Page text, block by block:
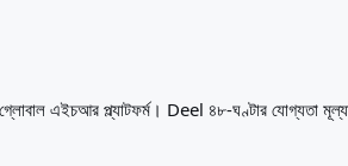
এইচআর প্ল্যাটফর্ম। Deel ৪৮-ঘণ্টার যোগ্যতা